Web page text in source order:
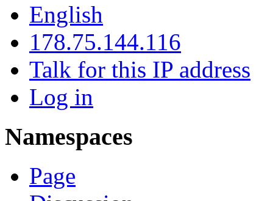
English
178.75.144.116
Talk for this IP address
Log in
Namespaces
Page